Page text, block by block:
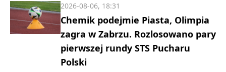
Chemik podejmie Piasta, Olimpia
zagra w Zabrzu. Rozlosowano pary
pierwszej rundy STS Pucharu
Polski
2026-08-06, 18:31